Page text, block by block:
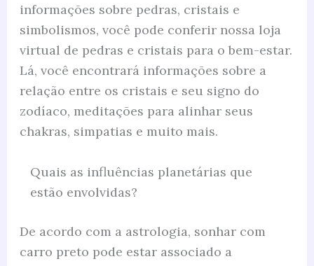
informações sobre pedras, cristais e
simbolismos, você pode conferir nossa loja
virtual de pedras e cristais para o bem-estar.
Lá, você encontrará informações sobre a
relação entre os cristais e seu signo do
zodíaco, meditações para alinhar seus
chakras, simpatias e muito mais.
Quais as influências planetárias que
estão envolvidas?
De acordo com a astrologia, sonhar com
carro preto pode estar associado a